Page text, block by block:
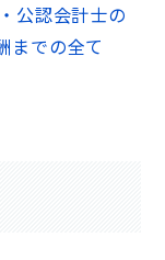
公認会計士の
までの全て